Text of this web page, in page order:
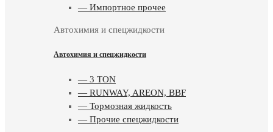
— Импортное прочее
Автохимия и спецжидкости
Автохимия и спецжидкости
— 3 TON
— RUNWAY, AREON, BBF
— Тормозная жидкость
— Прочие спецжидкости